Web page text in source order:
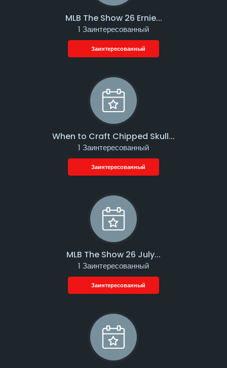
MLB The Show 26 Ernie...
1 Заинтересованный
Заинтересованный
When to Craft Chipped Skull...
1 Заинтересованный
Заинтересованный
MLB The Show 26 July...
1 Заинтересованный
Заинтересованный